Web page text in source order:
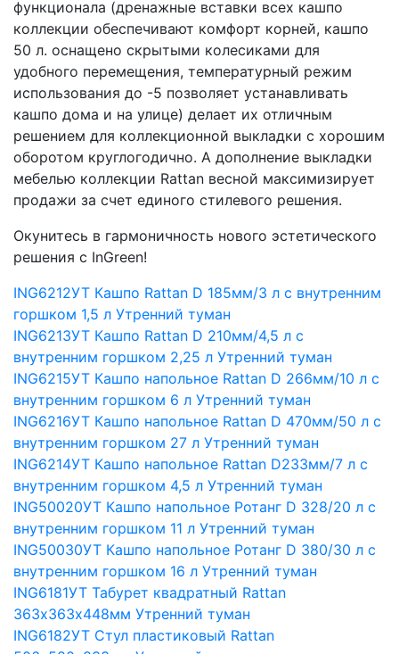
функционала (дренажные вставки всех кашпо
коллекции обеспечивают комфорт корней, кашпо
50 л. оснащено скрытыми колесиками для
удобного перемещения, температурный режим
использования до -5 позволяет устанавливать
кашпо дома и на улице) делает их отличным
решением для коллекционной выкладки с хорошим
оборотом круглогодично. А дополнение выкладки
мебелью коллекции Rattan весной максимизирует
продажи за счет единого стилевого решения.
Окунитесь в гармоничность нового эстетического
решения с InGreen!
ING6212УТ Кашпо Rattan D 185мм/3 л с внутренним
горшком 1,5 л Утренний туман
ING6213УТ Кашпо Rattan D 210мм/4,5 л с
внутренним горшком 2,25 л Утренний туман
ING6215УТ Кашпо напольное Rattan D 266мм/10 л с
внутренним горшком 6 л Утренний туман
ING6216УТ Кашпо напольное Rattan D 470мм/50 л с
внутренним горшком 27 л Утренний туман
ING6214УТ Кашпо напольное Rattan D233мм/7 л с
внутренним горшком 4,5 л Утренний туман
ING50020УТ Кашпо напольное Ротанг D 328/20 л с
внутренним горшком 11 л Утренний туман
ING50030УТ Кашпо напольное Ротанг D 380/30 л с
внутренним горшком 16 л Утренний туман
ING6181УТ Табурет квадратный Rattan
363х363х448мм Утренний туман
ING6182УТ Стул пластиковый Rattan